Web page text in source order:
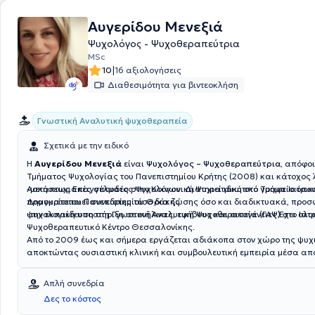
Αυγερίδου Μενεξιά
Ψυχολόγος - Ψυχοθεραπεύτρια
MSc
10|16 αξιολογήσεις
Διαθεσιμότητα για βιντεοκλήση
Γνωστική Αναλυτική ψυχοθεραπεία
Σχετικά με την ειδικό
Η Αυγερίδου Μενεξιά είναι Ψυχολόγος – Ψυχοθεραπεύτρια,
Τμήματος Ψυχολογίας του Πανεπιστημίου Κρήτης (2008) και κάτοχος
Ασκήσεως Επαγγέλματος Ψυχολόγου. Διατηρεί ιδιωτικό γραφείο
πραγματοποιεί συνεδρίες τόσο δια ζώσης όσο και διαδικτυακά,
ψυχολογική υποστήριξη σε ενήλικες, εφήβους και οικογένειες.Έχει
-μεταπτυχιακές σπουδές στην Κοινωνική Ψυχιατρική στο Τμήμα
Δημοκρίτειου Πανεπιστημίου Θράκης
-την εκπαίδευση στη Γνωστική Αναλυτική Ψυχοθεραπεία (ΓΑΨ) στο
Ψυχοθεραπευτικό Κέντρο Θεσσαλονίκης.
Από το 2009 έως και σήμερα εργάζεται αδιάκοπα στον χώρο της
αποκτώντας ουσιαστική κλινική και συμβουλευτική εμπειρία μέσα
παρακολουθήσει πληθώρα εκπαιδευτικών και βιωματικών
διευρύνοντας συνεχώς τις γνώσεις και τις δεξιότητές της.Η
προσέγγιση βασίζεται στον σεβασμό, την αυθεντική επαφή και την
Απλή συνεδρία
Δες το κόστος